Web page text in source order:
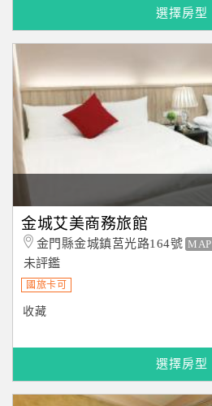
選擇房型
金城艾美商務旅館
金門縣金城鎮莒光路164號 MAP
未評鑑
國旅卡可
收藏
選擇房型